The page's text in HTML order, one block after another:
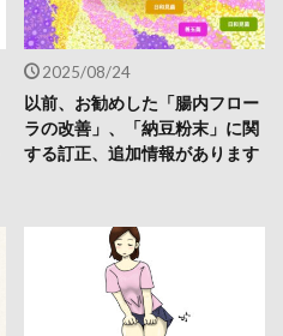
2025/08/24
以前、お勧めした「腸内フロー
ラの改善」、「納豆粉末」に関
する訂正、追加情報があります